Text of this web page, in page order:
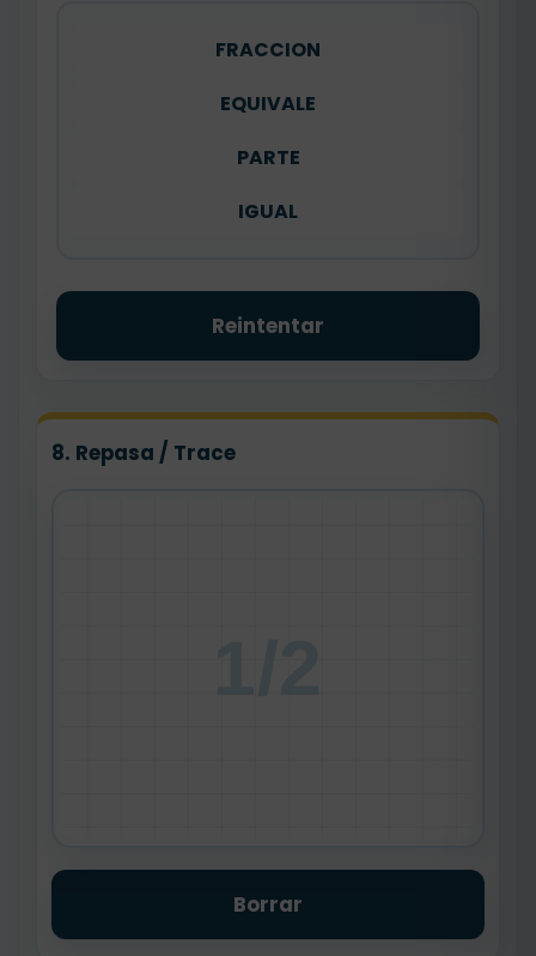
FRACCION
EQUIVALE
PARTE
IGUAL
Reintentar
8. Repasa / Trace
Borrar